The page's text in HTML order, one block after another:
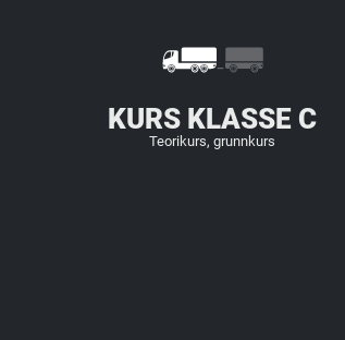
KURS KLASSE C
Teorikurs, grunnkurs